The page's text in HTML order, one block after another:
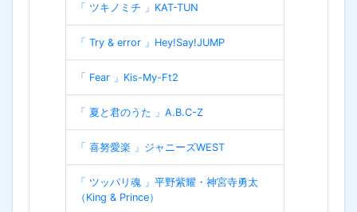
「 ツキノミチ 」KAT-TUN
「 Try & error 」Hey!Say!JUMP
「 Fear 」Kis-My-Ft2
「 夏と君のうた 」A.B.C-Z
「 喜努愛楽 」ジャニーズWEST
「 ツッパリ魂 」平野紫耀・神宮寺勇太
（King & Prince）